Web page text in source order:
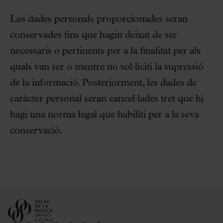
Les dades personals proporcionades seran
conservades fins que hagin deixat de ser
necessaris o pertinents per a la finalitat per als
quals van ser o mentre no sol·liciti la supressió
de la informació. Posteriorment, les dades de
caràcter personal seran cancel·lades tret que hi
hagi una norma legal que habiliti per a la seva
conservació.